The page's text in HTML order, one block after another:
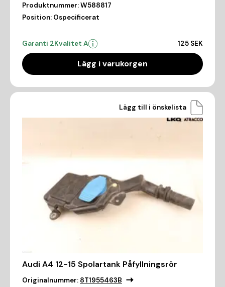
Produktnummer:W588817
Position: Ospecificerat
Garanti 2Kvalitet A 125 SEK
Lägg i varukorgen
Lägg till i önskelista
Audi A4 12-15 Spolartank Påfyllningsrör
Originalnummer: 8T1955463B